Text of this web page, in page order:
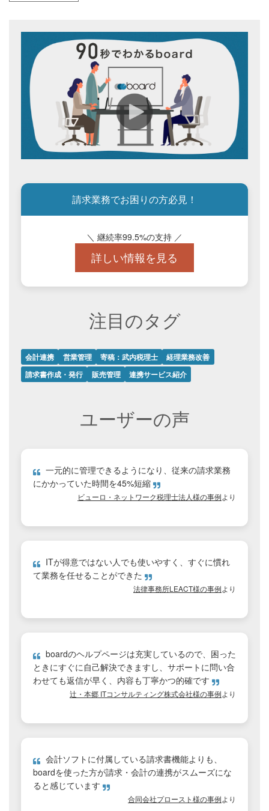
請求業務でお困りの方必見！
＼ 継続率99.5%の支持 ／
詳しい情報を見る
注目のタグ
会計連携 営業管理 寄稿：武内税理士
経理業務改善
請求書作成・発行
販売管理 連携サービス紹介
ユーザーの声
一元的に管理できるようになり、従来の請求業務
にかかっていた時間を45%短縮
ビューロ・ネットワーク税理士法人様の事例より
ITが得意ではない人でも使いやすく、すぐに慣れ
て業務を任せることができた
法律事務所LEACT様の事例より
boardのヘルプページは充実しているので、困った
ときにすぐに自己解決できますし、サポートに問い合
わせても返信が早く、内容も丁寧かつ的確です
辻・本郷 ITコンサルティング株式会社様の事例より
会計ソフトに付属している請求書機能よりも、
boardを使った方が請求・会計の連携がスムーズにな
ると感じています
合同会社プロースト様の事例より